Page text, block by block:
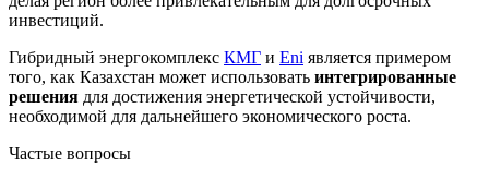
инвестиций.
Гибридный энергокомплекс КМГ и Eni является примером
того, как Казахстан может использовать интегрированные
решения для достижения энергетической устойчивости,
необходимой для дальнейшего экономического роста.
Частые вопросы